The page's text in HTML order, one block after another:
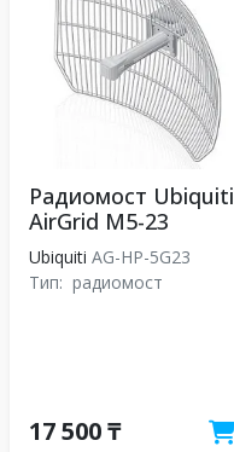
Радиомост Ubiquiti
AirGrid M5-23
Ubiquiti AG-HP-5G23
Тип: радиомост
17 500 ₸